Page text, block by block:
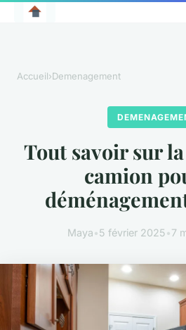
Accueil›Demenagement
Tout savoir sur
camion
Maya•5 février 2025•7